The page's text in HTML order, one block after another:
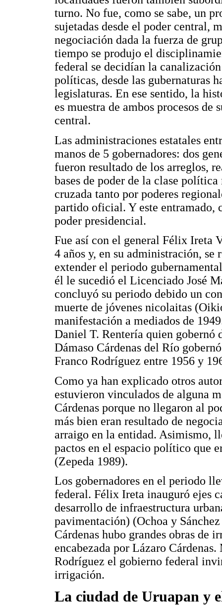
turno. No fue, como se sabe, un
sujetadas desde el poder central,
negociación dada la fuerza de
tiempo se produjo el
federal se decidían la
políticas, desde las gubernaturas
legislaturas. En ese sentido, la
es muestra de ambos procesos
central.
Las administraciones estatales
manos de 5 gobernadores: dos
fueron resultado de los arreglos,
bases de poder de la clase
cruzada tanto por poderes
partido oficial. Y este entramado,
poder presidencial.
Fue así con el general Félix Ireta
4 años y, en su administración,
extender el periodo
él le sucedió el Licenciado José
concluyó su periodo debido un
muerte de jóvenes nicolaitas
manifestación a mediados de
Daniel T. Rentería quien gobernó
Dámaso Cárdenas del Río
Franco Rodríguez entre 1956 y
Como ya han explicado otros
estuvieron vinculados de alguna
Cárdenas porque no llegaron al
más bien eran resultado de
arraigo en la entidad. Asimismo,
pactos en el espacio político que
(Zepeda 1989).
Los gobernadores en el periodo
federal. Félix Ireta inauguró ejes
desarrollo de infraestructura
pavimentación) (Ochoa y
Cárdenas hubo grandes obras de
encabezada por Lázaro
Rodríguez el gobierno federal
irrigación.
La ciudad de Uruapan y